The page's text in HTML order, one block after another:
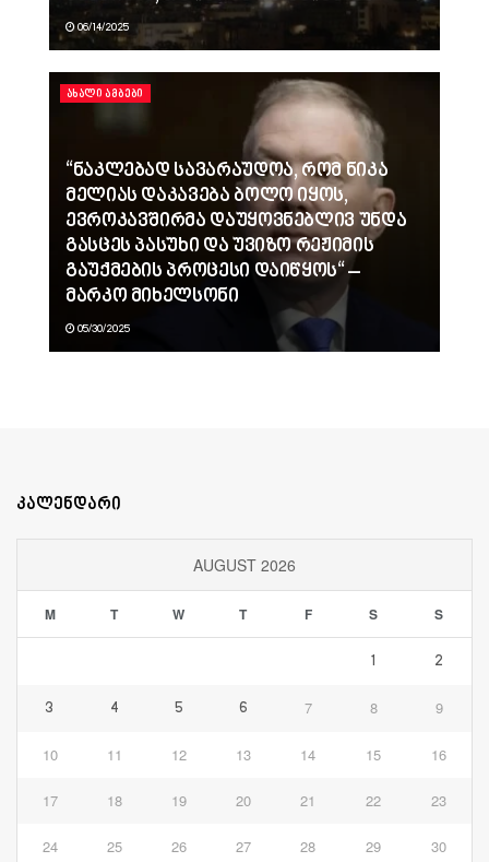
06/14/2025
ᲐᲮᲐᲚᲘ ᲐᲛᲑᲔᲑᲘ
“ნაკლებად სავარაუდოა, რომ ნიკა
მელიას დაკავება ბოლო იყოს,
ევროკავშირმა დაუყოვნებლივ უნდა
გასცეს პასუხი და უვიზო რეჟიმის
გაუქმების პროცესი დაიწყოს“ –
მარკო მიხელსონი
05/30/2025
კალენდარი
AUGUST 2026
M T W T F S S
1 2
3 4 5 6 7 8 9
10 11 12 13 14 15 16
17 18 19 20 21 22 23
24 25 26 27 28 29 30